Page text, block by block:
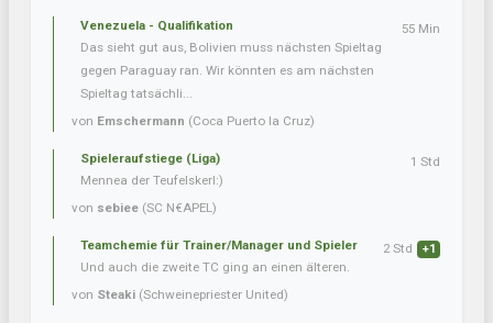
Venezuela - Qualifikation
Das sieht gut aus, Bolivien muss nächsten Spieltag
gegen Paraguay ran. Wir könnten es am nächsten
Spieltag tatsächli...
von Emschermann (Coca Puerto la Cruz)
55 Min
Spieleraufstiege (Liga)
Mennea der Teufelskerl:)
von sebiee (SC N€APEL)
1 Std
Teamchemie für Trainer/Manager und Spieler
Und auch die zweite TC ging an einen älteren.
von Steaki (Schweinepriester United)
2 Std +1